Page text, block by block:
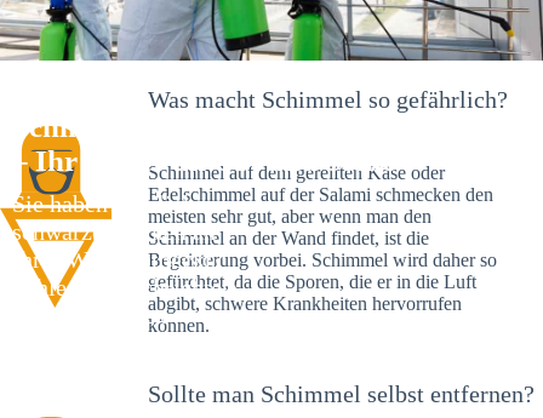
Schimmelexperte in Neuendettelsau
– Ihr Helfer an Ort und Stelle
Sie haben kürzlich
schwarze Flecken an
Ihrer Wand entdeckt?
Schlechte Nachrichten:
Sie haben einen
Was macht Schimmel so gefährlich?
Schimmel auf dem gereiften Käse oder
Edelschimmel auf der Salami schmecken den
meisten sehr gut, aber wenn man den
Schimmel an der Wand findet, ist die
Begeisterung vorbei. Schimmel wird daher so
gefürchtet, da die Sporen, die er in die Luft
abgibt, schwere Krankheiten hervorrufen
können.
Sollte man Schimmel selbst entfernen?